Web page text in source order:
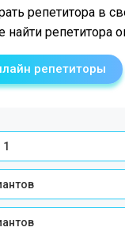
репетитора в
найти репетитора
репетиторы